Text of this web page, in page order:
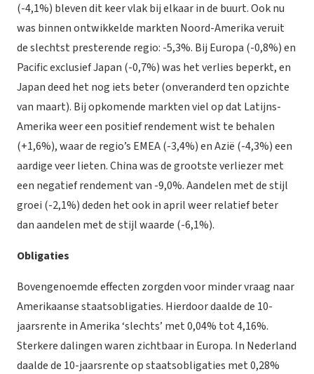
(-4,1%) bleven dit keer vlak bij elkaar in de buurt. Ook nu
was binnen ontwikkelde markten Noord-Amerika veruit
de slechtst presterende regio: -5,3%. Bij Europa (-0,8%) en
Pacific exclusief Japan (-0,7%) was het verlies beperkt, en
Japan deed het nog iets beter (onveranderd ten opzichte
van maart). Bij opkomende markten viel op dat Latijns-
Amerika weer een positief rendement wist te behalen
(+1,6%), waar de regio’s EMEA (-3,4%) en Azië (-4,3%) een
aardige veer lieten. China was de grootste verliezer met
een negatief rendement van -9,0%. Aandelen met de stijl
groei (-2,1%) deden het ook in april weer relatief beter
dan aandelen met de stijl waarde (-6,1%).
Obligaties
Bovengenoemde effecten zorgden voor minder vraag naar
Amerikaanse staatsobligaties. Hierdoor daalde de 10-
jaarsrente in Amerika ‘slechts’ met 0,04% tot 4,16%.
Sterkere dalingen waren zichtbaar in Europa. In Nederland
daalde de 10-jaarsrente op staatsobligaties met 0,28%